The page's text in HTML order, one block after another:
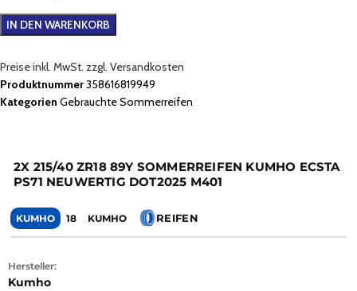
IN DEN WARENKORB
Preise inkl. MwSt. zzgl. Versandkosten
Produktnummer358616819949
Kategorien Gebrauchte Sommerreifen
2X 215/40 ZR18 89Y SOMMERREIFEN KUMHO ECSTA
PS71 NEUWERTIG DOT2025 M401
KUMHO 18 KUMHO REIFEN
Hersteller:
Kumho